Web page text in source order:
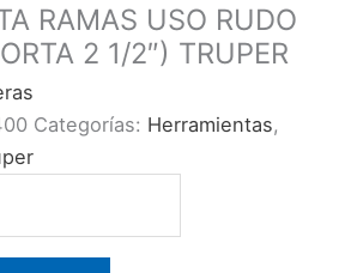
RAMAS USO RUDO
2 1/2″) TRUPER
Categorías: Herramientas,